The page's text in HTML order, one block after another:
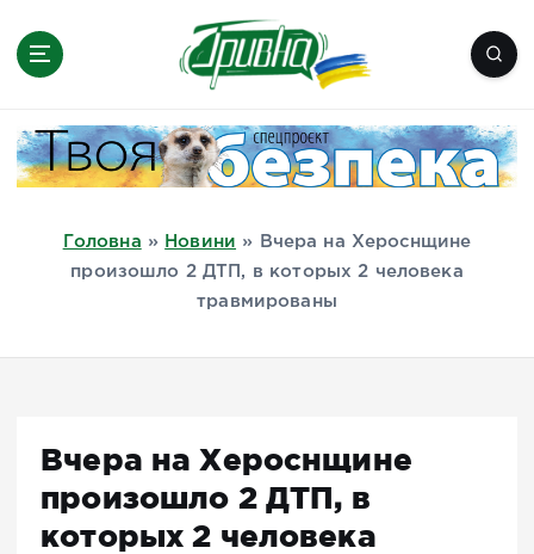
Миколаїв, Одеса, Мелітополь
Головна » Новини »
Вчера на Хероснщине
произошло 2 ДТП, в которых 2 человека
травмированы
Вчера на Хероснщине
произошло 2 ДТП, в
которых 2 человека